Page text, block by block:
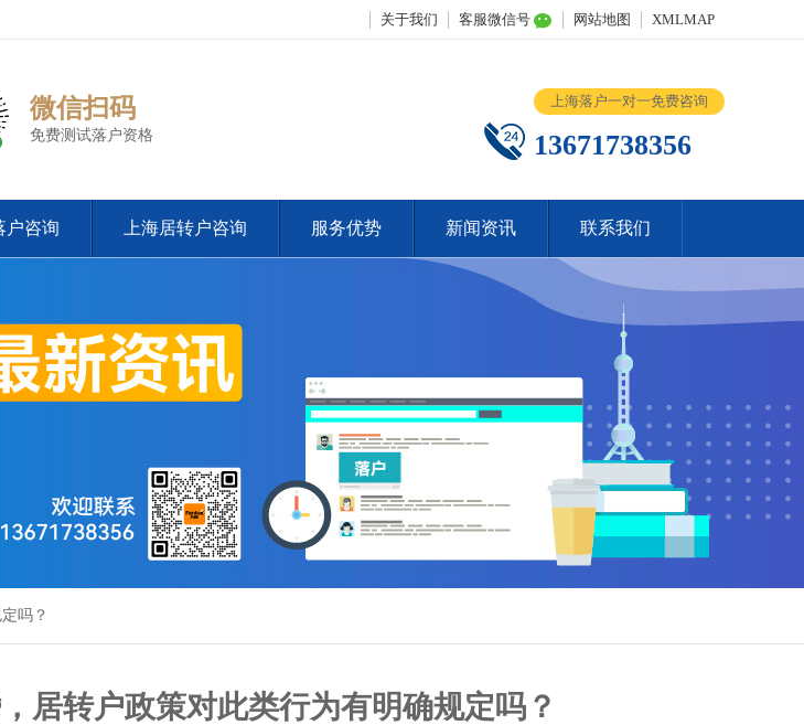
关于我们 客服微信号 网站地图 XMLMAP
微信扫码
免费测试落户资格
上海落户一对一免费咨询
13671738356
户咨询 上海居转户咨询 服务优势 新闻资讯 联系我们
吗？
居转户政策对此类行为有明确规定吗？